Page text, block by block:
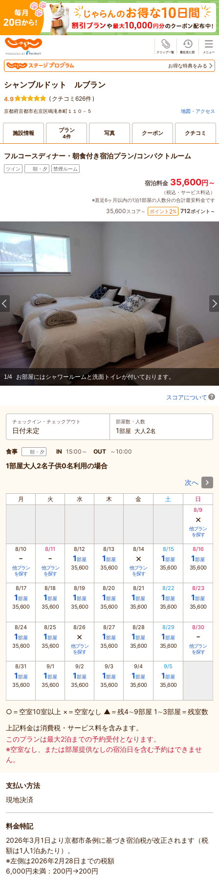
お得な特典をみる
シャンブルドット ルブラン
4.9 ( クチコミ626件)
京都府京都市右京区鳴滝本町１１０－５ 地図・アクセス
施設情報 プラン
4件 写真 クーポン クチコミ
フルコースディナー・朝食付き宿泊プラン/コンパクトルーム
ツイン 朝・夕 禁煙ルーム
宿泊料金 35,600円～
（税込・サービス料込）
※直近6ヶ月以内の1泊1部屋の人数分の合計最安料金です
35,600スコア～ ポイント 2% 712ポイント～
1/4 お部屋にはシャワールームと洗面トイレが付いております。
スコアについて
チェックイン・ チェックアウト
日付未定
部屋数・人数
1部屋 大人 2名
食事 朝・夕 IN 15:00～ OUT ～10:00
1部屋大人2名子供0名利用の場合
次へ
月 火 水 木 金 土 日
8/9
×
他プラン
を探す
8/10
-
他プラン
を探す
8/11
-
他プラン
を探す
8/12
1部屋
35,600
8/13
1部屋
35,600
8/14
×
他プラン
を探す
8/15
1部屋
35,600
8/16
1部屋
35,600
8/17
1部屋
35,600
8/18
1部屋
35,600
8/19
1部屋
35,600
8/20
1部屋
35,600
8/21
1部屋
35,600
8/22
1部屋
35,600
8/23
1部屋
35,600
8/24
1部屋
35,600
8/25
1部屋
35,600
8/26
×
他プラン
を探す
8/27
1部屋
35,600
8/28
1部屋
35,600
8/29
1部屋
35,600
8/30
-
他プラン
を探す
8/31
1部屋
35,600
9/1
1部屋
35,600
9/2
1部屋
35,600
9/3
1部屋
35,600
9/4
1部屋
35,600
9/5
1部屋
35,600
○＝空室10室以上 ×＝空室なし ▲＝残4∼9部屋 1∼3部屋＝残室数
上記料金は消費税・サービス料を含みます。
このプランは最大2泊までの予約受付となります。
※空室なし、または部屋提供なしの宿泊日を含む予約はできませ
ん。
支払い方法
現地決済
料金特記
2026年3月1日より京都市条例に基づき宿泊税が改正されます（税
額は1人1泊あたり）。
※左側は2026年2月28日までの税額
6,000円未満：200円→200円